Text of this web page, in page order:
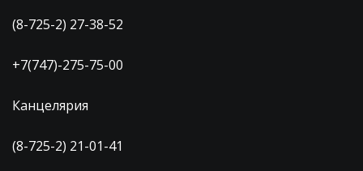
(8-725-2) 27-38-52
+7(747)-275-75-00
Канцелярия
(8-725-2) 21-01-41